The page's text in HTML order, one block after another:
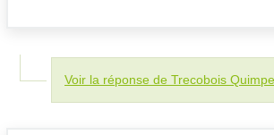
Voir la réponse de Trecobois